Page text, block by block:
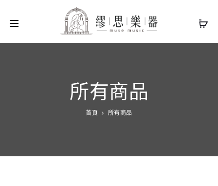
所有商品
首頁 所有商品